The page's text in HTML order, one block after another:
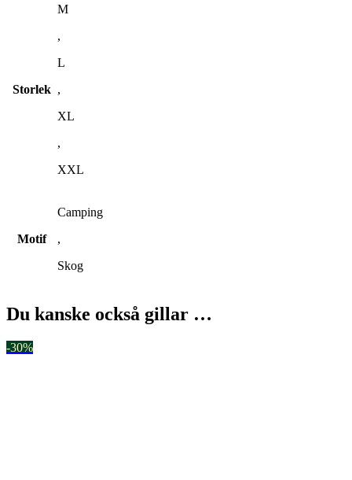
Storlek
M
,
L
,
XL
,
XXL
Motif
Camping
,
Skog
Du kanske också gillar …
-30%